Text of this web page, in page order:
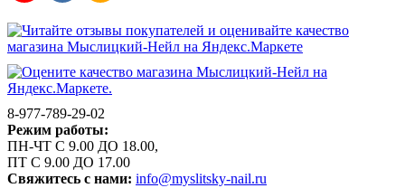
8-977-789-29-02
Режим работы:
ПН-ЧТ С 9.00 ДО 18.00,
ПТ С 9.00 ДО 17.00
Свяжитесь с нами: info@myslitsky-nail.ru